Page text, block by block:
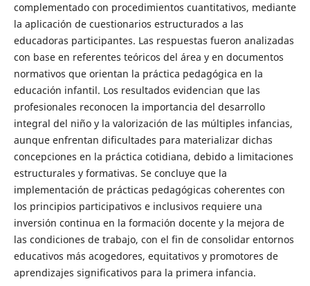
complementado con procedimientos cuantitativos, mediante
la aplicación de cuestionarios estructurados a las
educadoras participantes. Las respuestas fueron analizadas
con base en referentes teóricos del área y en documentos
normativos que orientan la práctica pedagógica en la
educación infantil. Los resultados evidencian que las
profesionales reconocen la importancia del desarrollo
integral del niño y la valorización de las múltiples infancias,
aunque enfrentan dificultades para materializar dichas
concepciones en la práctica cotidiana, debido a limitaciones
estructurales y formativas. Se concluye que la
implementación de prácticas pedagógicas coherentes con
los principios participativos e inclusivos requiere una
inversión continua en la formación docente y la mejora de
las condiciones de trabajo, con el fin de consolidar entornos
educativos más acogedores, equitativos y promotores de
aprendizajes significativos para la primera infancia.